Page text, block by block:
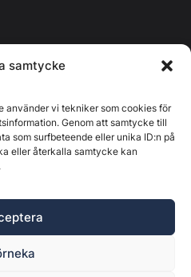
samtycke
använder vi tekniker som cookies för
Genom att samtycke till
som surfbeteende eller unika ID:n på
eller återkalla samtycke kan
org.nr: 556625-6425 -
Ekberg. Innehållet på denna
skyddat. Ange källa vid citering.
avMarknadsdatagruppen